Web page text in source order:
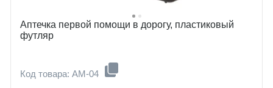
Аптечка первой помощи в дорогу, пластиковый
футляр
Код товара: AM-04